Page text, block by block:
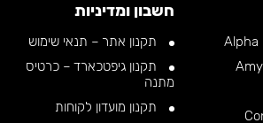
חשבון ומדיניות
תקנון אתר – תנאי שימוש
תקנון גיפטכארד – כרטיס
מתנה
תקנון מועדון לקוחות